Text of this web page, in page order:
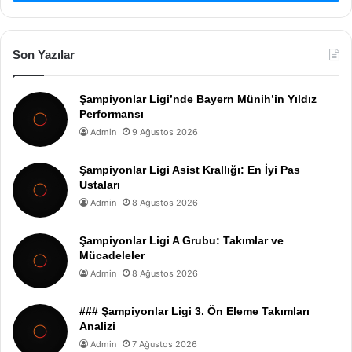
Son Yazılar
Şampiyonlar Ligi’nde Bayern Münih’in Yıldız
Performansı
Admin 9 Ağustos 2026
Şampiyonlar Ligi Asist Krallığı: En İyi Pas
Ustaları
Admin 8 Ağustos 2026
Şampiyonlar Ligi A Grubu: Takımlar ve
Mücadeleler
Admin 8 Ağustos 2026
### Şampiyonlar Ligi 3. Ön Eleme Takımları
Analizi
Admin 7 Ağustos 2026